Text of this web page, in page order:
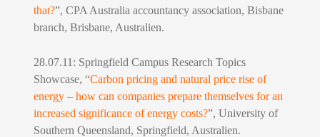
that?”, CPA Australia accountancy association, Bisbane
branch, Brisbane, Australien.
28.07.11: Springfield Campus Research Topics
Showcase, “Carbon pricing and natural price rise of
energy – how can companies prepare themselves for an
increased significance of energy costs?”, University of
Southern Queensland, Springfield, Australien.